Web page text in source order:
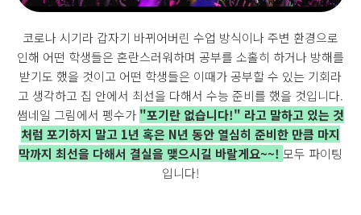
코로나 시기라 갑자기 바뀌어버린 수업 방식이나 주변 환경으로
인해 어떤 학생들은 혼란스러워하며 공부를 소홀히 하거나 방해를
받기도 했을 것이고 어떤 학생들은 이때가 공부할 수 있는 기회라
고 생각하고 집 안에서 최선을 다해서 수능 준비를 했을 것입니다.
썸네일 그림에서 펭수가 "포기란 없습니다!" 라고 말하고 있는 것
처럼 포기하지 말고 1년 혹은 N년 동안 열심히 준비한 만큼 마지
막까지 최선을 다해서 결실을 맺으시길 바랄게요~~! 모두 파이팅
입니다!